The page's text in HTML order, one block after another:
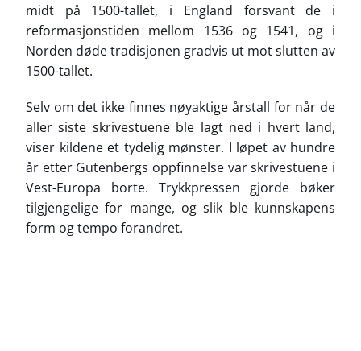
midt på 1500-tallet, i England forsvant de i
reformasjonstiden mellom 1536 og 1541, og i
Norden døde tradisjonen gradvis ut mot slutten av
1500-tallet.
Selv om det ikke finnes nøyaktige årstall for når de
aller siste skrivestuene ble lagt ned i hvert land,
viser kildene et tydelig mønster. I løpet av hundre
år etter Gutenbergs oppfinnelse var skrivestuene i
Vest-Europa borte. Trykkpressen gjorde bøker
tilgjengelige for mange, og slik ble kunnskapens
form og tempo forandret.